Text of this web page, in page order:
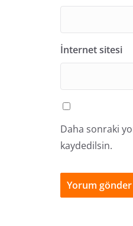
İnternet sitesi
Daha sonraki
kaydedilsin.